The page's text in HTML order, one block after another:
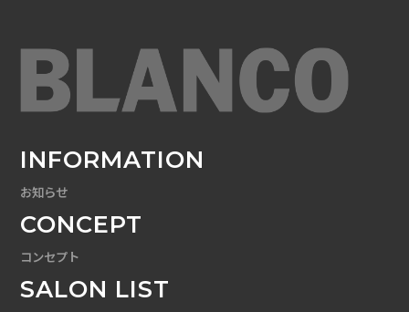
INFORMATION
お知らせ
CONCEPT
コンセプト
SALON LIST